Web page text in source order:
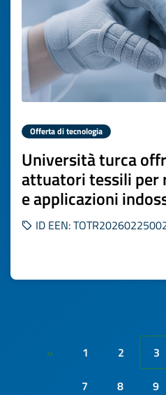
Offerta di tecnologia
Università turca
attuatori tessili per
e applicazioni
ID EEN:
« 1 2 3
7
8 9